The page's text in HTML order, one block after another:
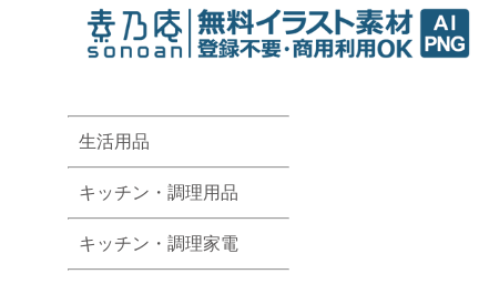
生活用品
キッチン・調理用品
キッチン・調理家電